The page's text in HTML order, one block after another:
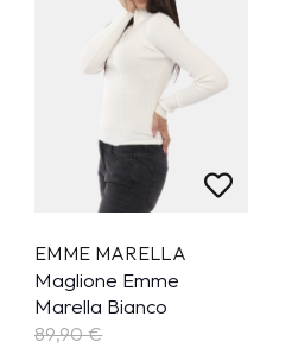
EMME MARELLA
Maglione Emme
Marella Bianco
89,90€